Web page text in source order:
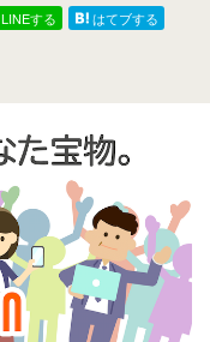
LINEする
はてブする